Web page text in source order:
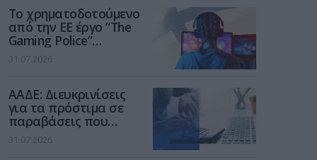
Το χρηματοδοτούμενο
από την ΕΕ έργο “The
Gaming Police”
ενισχύει την ασφάλεια
των παιδιών στο
31.07.2026
ΑΑΔΕ: Διευκρινίσεις
για τα πρόστιμα σε
παραβάσεις που
αφορούν τους ΦΗΜ
31.07.2026